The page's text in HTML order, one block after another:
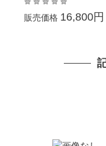
販売価格 16,800円